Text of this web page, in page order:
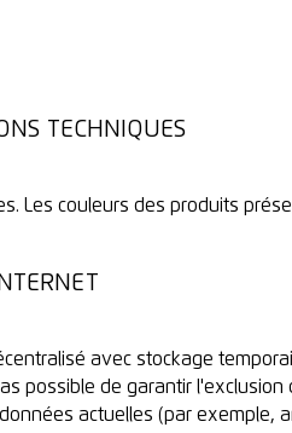
TECHNIQUES
Les couleurs des produits
avec stockage
possible de garantir
actuelles (par exemple,